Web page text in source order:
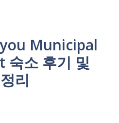
Municipal
소 후기 및
리